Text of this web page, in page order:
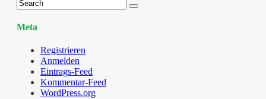
Meta
Registrieren
Anmelden
Eintrags-Feed
Kommentar-Feed
WordPress.org